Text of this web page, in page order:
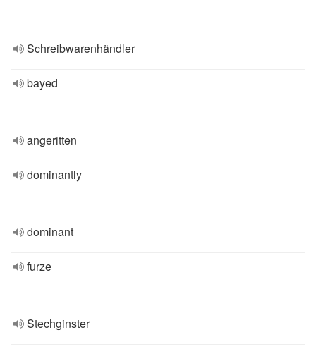
Schreibwarenhändler
bayed
angeritten
dominantly
dominant
furze
Stechginster